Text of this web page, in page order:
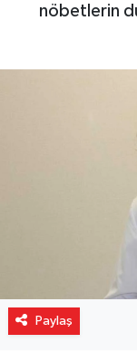
nöbetlerin
Paylaş